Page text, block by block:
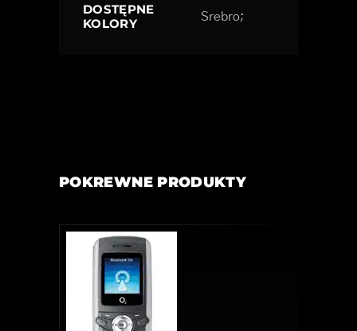
DOSTĘPNE
KOLORY
Srebro;
POKREWNE PRODUKTY